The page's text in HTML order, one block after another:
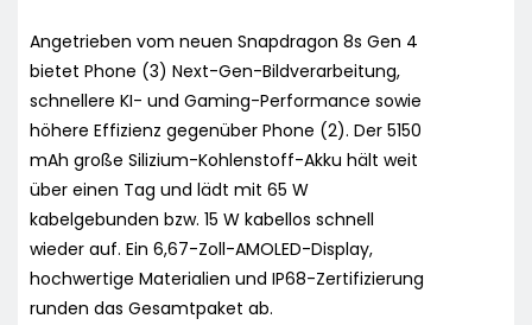
Angetrieben vom neuen Snapdragon 8s Gen 4
bietet Phone (3) Next-Gen-Bildverarbeitung,
schnellere KI- und Gaming-Performance sowie
höhere Effizienz gegenüber Phone (2). Der 5150
mAh große Silizium-Kohlenstoff-Akku hält weit
über einen Tag und lädt mit 65 W
kabelgebunden bzw. 15 W kabellos schnell
wieder auf. Ein 6,67-Zoll-AMOLED-Display,
hochwertige Materialien und IP68-Zertifizierung
runden das Gesamtpaket ab.